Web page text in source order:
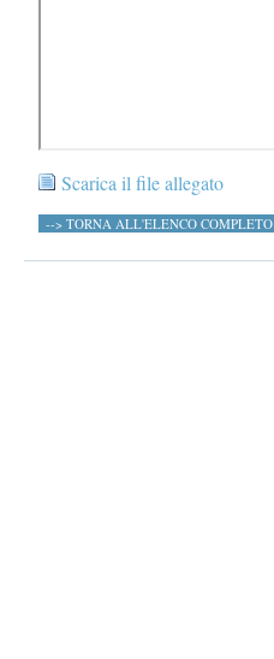
Scarica il file allegato
--> TORNA ALL'ELENCO COMPLETO